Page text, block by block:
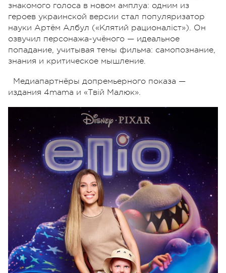
знакомого голоса в новом амплуа: одним из
героев украинской версии стал популяризатор
науки Артём Албул («Клятий рационаліст»). Он
озвучил персонажа-учёного — идеальное
попадание, учитывая темы фильма: самопознание,
знания и критическое мышление.
Медиапартнёры допремьерного показа —
издания 4mama и «Твій Малюк».